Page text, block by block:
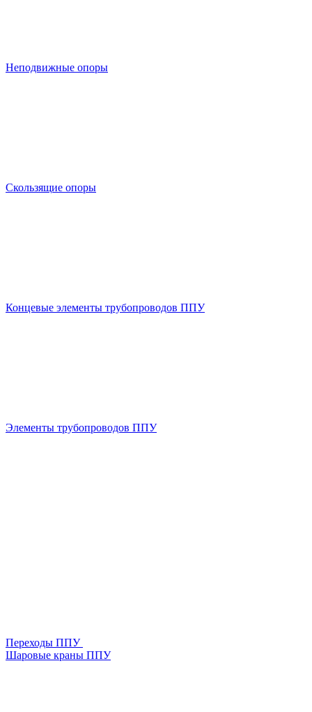
Неподвижные опоры
Скользящие опоры
Концевые элементы трубопроводов ППУ
Элементы трубопроводов ППУ
Переходы ППУ
Шаровые краны ППУ